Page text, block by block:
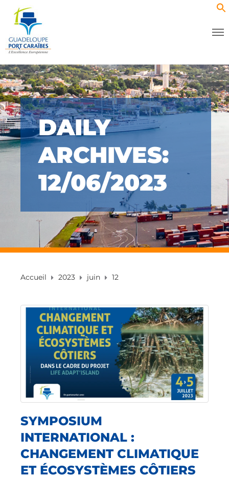
DAILY
ARCHIVES:
12/06/2023
Accueil 2023 juin 12
SYMPOSIUM
INTERNATIONAL :
CHANGEMENT CLIMATIQUE
ET ÉCOSYSTÈMES CÔTIERS